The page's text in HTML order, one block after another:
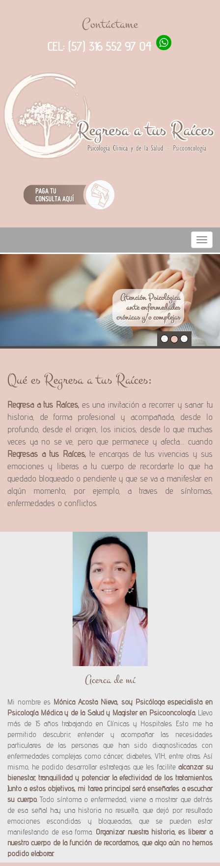
Contáctame
CEL: (57) 316 552 97 04
Menú
Atención Psicológica
ante enfermedades
crónicas y/o complejas
Qué es Regresa a tus Raíces:
Regresa a tus Raíces,es una invitación a recorrer y sanar tu
historia, de forma profesional y acompañada, desde lo
profundo, desde el origen, los inicios, desde lo que muchas
veces ya no se ve, pero que permanece y afecta… cuando
Regresas a tus Raíces,te encargas de tus vivencias y sus
emociones y liberas a tu cuerpo de recordarte lo que ha
quedado bloqueado o pendiente y que se va a manifestar en
algún momento, por ejemplo, a traves de síntomas,
enfermedades o conflictos.
Acerca de mí
Mi nombre es Mónica Acosta Nieva, soy Psicóloga especialista en
Psicología Médica y de la Salud y Magister en Psicooncología.Llevo
más de 15 años trabajando en Clínicas y Hospitales. Esto me ha
permitido descubrir, entender y acompañar las necesidades
particulares de las personas que han sido diagnosticadas con
enfermedades complejas como cáncer, diabetes, VIH, entre otras. Así
mismo, he podido desarrollar estrategias que les facilite alcanzar su
bienestar, tranquilidad y potenciar la efectividad de los tratamientos.
Junto a estos objetivos, mi tarea principal será enseñarles a escuchar
su cuerpo.Todo síntoma o enfermedad, viene a mostrar que detrás
de esa señal hay una historia no resuelta, que dejó por resultado
emociones escondidas y bloqueadas, que se pueden estar
manifestando de esa forma. Organizar nuestra historia, es liberar a
nuestro cuerpo de la función de recordarnos, que algo aún no hemos
podido elaborar.